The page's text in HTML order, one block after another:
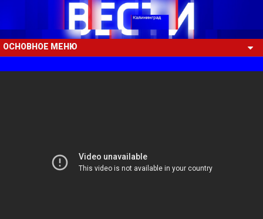
ОСНОВНОЕ МЕНЮ